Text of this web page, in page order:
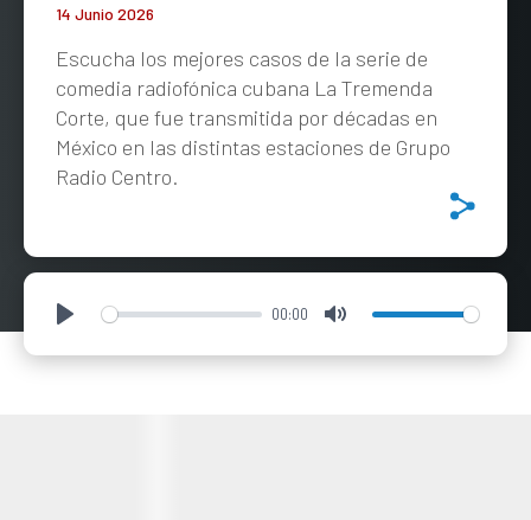
14 Junio 2026
Escucha los mejores casos de la serie de
comedia radiofónica cubana La Tremenda
Corte, que fue transmitida por décadas en
México en las distintas estaciones de Grupo
Radio Centro.
Play 00:00 Mute